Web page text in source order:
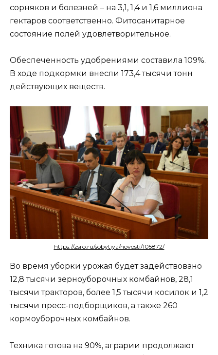
сорняков и болезней – на 3,1, 1,4 и 1,6 миллиона
гектаров соответственно. Фитосанитарное
состояние полей удовлетворительное.
Обеспеченность удобрениями составила 109%.
В ходе подкормки внесли 173,4 тысячи тонн
действующих веществ.
https://zsro.ru/sobytiya/novosti/105872/
Во время уборки урожая будет задействовано
12,8 тысячи зерноуборочных комбайнов, 28,1
тысячи тракторов, более 1,5 тысячи косилок и 1,2
тысячи пресс-подборщиков, а также 260
кормоуборочных комбайнов.
Техника готова на 90%, аграрии продолжают